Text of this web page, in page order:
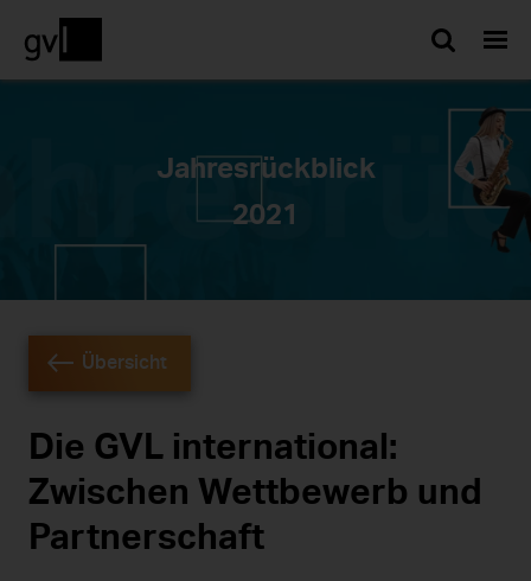
Suche
Jahresrückblick
2021
Übersicht
Die GVL international:
Zwischen Wettbewerb und
Partnerschaft